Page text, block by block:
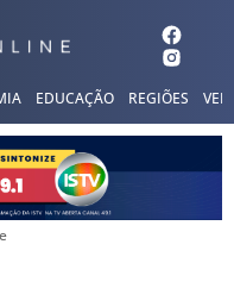
EDUCAÇÃO REGIÕES